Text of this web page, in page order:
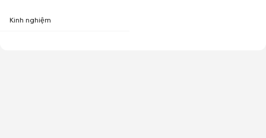
Kinh nghiệm